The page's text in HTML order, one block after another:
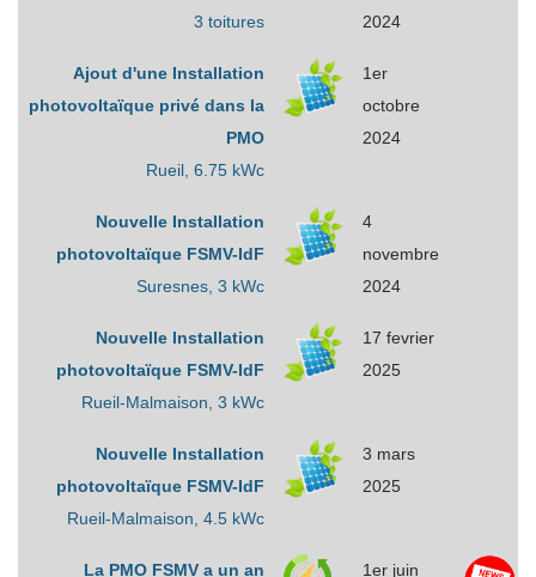
3 toitures 2024
Ajout d'une Installation
photovoltaïque privé dans la
PMO
Rueil, 6.75 kWc
1er
octobre
2024
Nouvelle Installation
photovoltaïque FSMV-IdF
Suresnes, 3 kWc
4
novembre
2024
Nouvelle Installation
photovoltaïque FSMV-IdF
Rueil-Malmaison, 3 kWc
17 fevrier
2025
Nouvelle Installation
photovoltaïque FSMV-IdF
Rueil-Malmaison, 4.5 kWc
3 mars
2025
La PMO FSMV a un an
1er juin